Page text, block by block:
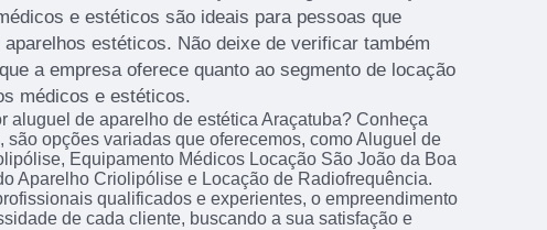
e estéticos são ideais para pessoas que
aparelhos estéticos. Não deixe de verificar também
a empresa oferece quanto ao segmento de locação
médicos e estéticos.
aluguel de aparelho de estética Araçatuba? Conheça
são opções variadas que oferecemos, como Aluguel de
Equipamento Médicos Locação São João da Boa
Aparelho Criolipólise e Locação de Radiofrequência.
qualificados e experientes, o empreendimento
de cada cliente, buscando a sua satisfação e